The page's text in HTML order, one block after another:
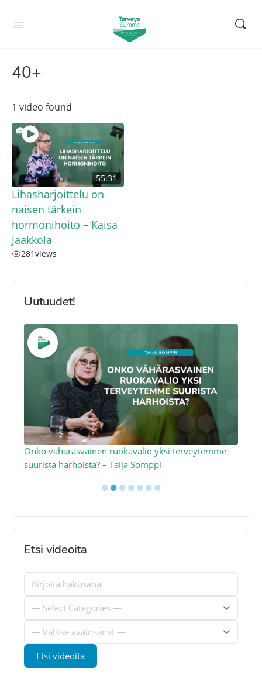
40+
1 video found
55:31
Lihasharjoittelu on
naisen tärkein
hormonihoito – Kaisa
Jaakkola
281views
Uutuudet!
Onko vähärasvainen ruokavalio yksi terveytemme
suurista harhoista? – Taija Somppi
●●●●●●●
Etsi videoita